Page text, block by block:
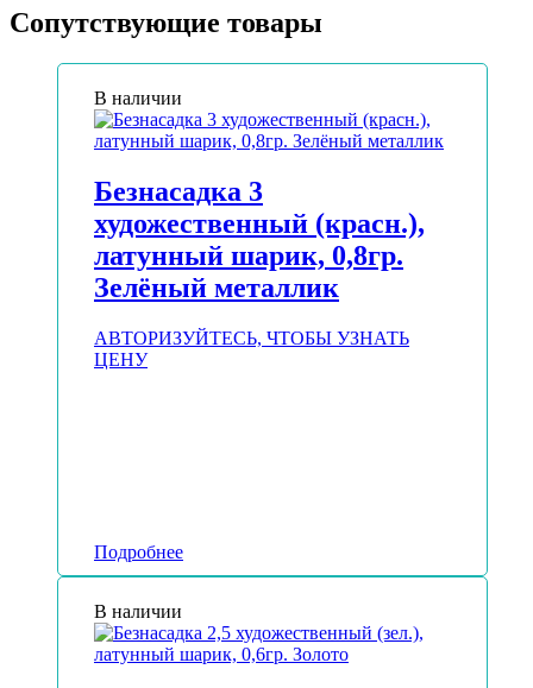
Сопутствующие товары
В наличии
Безнасадка 3
художественный (красн.),
латунный шарик, 0,8гр.
Зелёный металлик
АВТОРИЗУЙТЕСЬ, ЧТОБЫ УЗНАТЬ
ЦЕНУ
Подробнее
В наличии